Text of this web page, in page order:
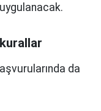
da